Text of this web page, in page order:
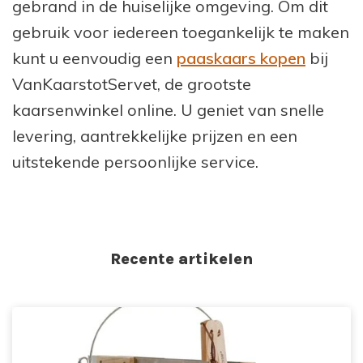
gebrand in de huiselijke omgeving. Om dit
gebruik voor iedereen toegankelijk te maken
kunt u eenvoudig een paaskaars kopen bij
VanKaarstotServet, de grootste
kaarsenwinkel online. U geniet van snelle
levering, aantrekkelijke prijzen en een
uitstekende persoonlijke service.
Recente artikelen